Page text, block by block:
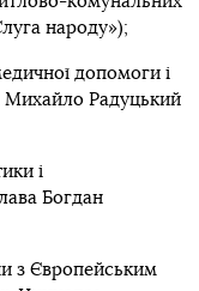
народу»);
допомоги і
Михайло Радуцький
і
Богдан
з Європейським